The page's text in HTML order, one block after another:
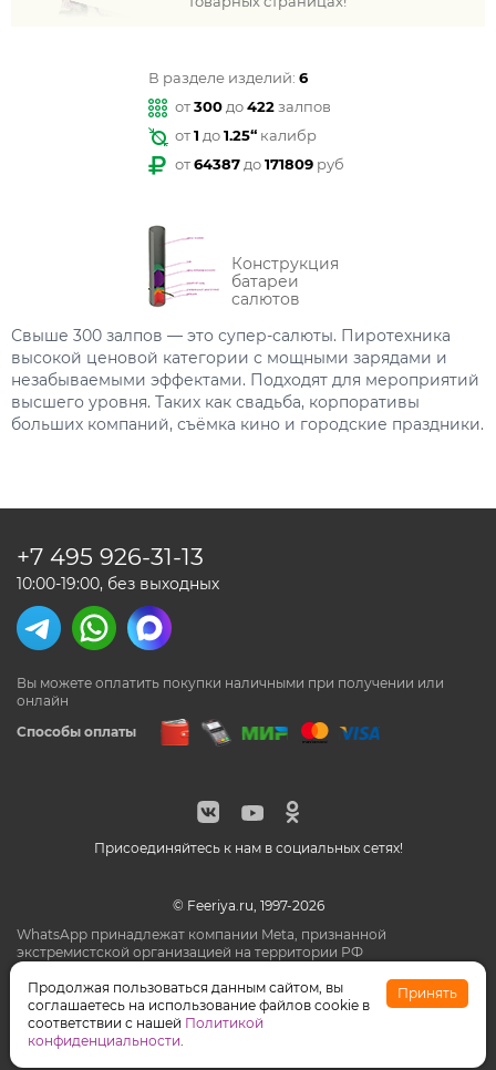
В разделе изделий: 6
от300 до422залпов
от1 до1.25“ калибр
от64387 до171809 руб
Конструкция
батареи
салютов
Свыше 300 залпов — это супер-салюты. Пиротехника
высокой ценовой категории с мощными зарядами и
незабываемыми эффектами. Подходят для мероприятий
высшего уровня. Таких как свадьба, корпоративы
больших компаний, съёмка кино и городские праздники.
Присоединяйтесь к нам в социальных сетях!
© Feeriya.ru, 1997-2026
Способы оплаты
Вы можете оплатить покупки наличными при получении или
онлайн
+7 495 926-31-13
10:00-19:00, без выходных
WhatsApp принадлежат компании Meta, признанной
экстремистской организацией на территории РФ
Продолжая пользоваться данным сайтом, вы
соглашаетесь на использование файлов cookie в
соответствии с нашей Политикой
конфиденциальности.
Принять